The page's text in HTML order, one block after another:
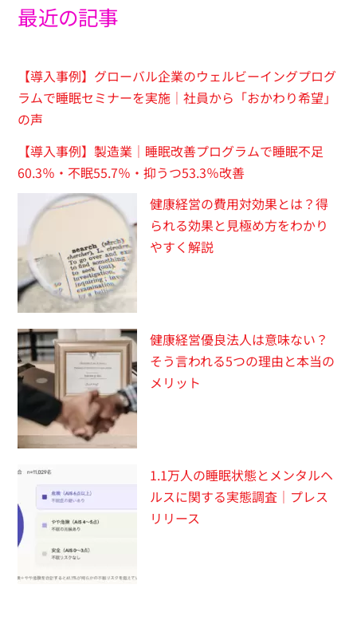
最近の記事
【導入事例】グローバル企業のウェルビーイングプログ
ラムで睡眠セミナーを実施｜社員から「おかわり希望」
の声
【導入事例】製造業｜睡眠改善プログラムで睡眠不足
60.3％・不眠55.7％・抑うつ53.3％改善
健康経営の費用対効果とは？得
られる効果と見極め方をわかり
やすく解説
健康経営優良法人は意味ない？
そう言われる5つの理由と本当の
メリット
1.1万人の睡眠状態とメンタルヘ
ルスに関する実態調査｜プレス
リリース